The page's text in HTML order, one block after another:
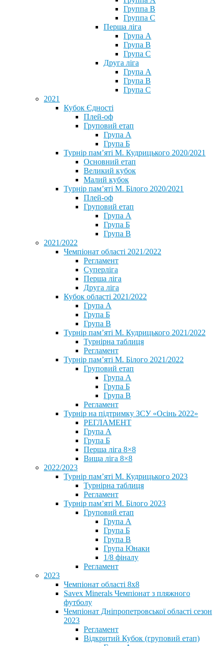
Группа B
Группа C
Перша ліга
Група A
Група B
Група C
Друга ліга
Група A
Група B
Група C
2021
Кубок Єдності
Плей-оф
Груповий етап
Група А
Група Б
Турнір пам’яті М. Кудрицького 2020/2021
Основний етап
Великий кубок
Малий кубок
Турнір пам’яті М. Білого 2020/2021
Плей-оф
Груповий етап
Група А
Група Б
Група В
2021/2022
Чемпіонат області 2021/2022
Регламент
Суперліга
Перша ліга
Друга ліга
Кубок області 2021/2022
Група А
Група Б
Група В
Турнір пам’яті М. Кудрицького 2021/2022
Турнірна таблиця
Регламент
Турнір пам’яті М. Білого 2021/2022
Груповий етап
Група А
Група Б
Група В
Регламент
Турнір на підтримку ЗСУ «Осінь 2022»
РЕГЛАМЕНТ
Група А
Група Б
Перша ліга 8×8
Вища ліга 8×8
2022/2023
Турнір пам’яті М. Кудрицького 2023
Турнірна таблиця
Регламент
Турнір пам’яті М. Білого 2023
Груповий етап
Група А
Група Б
Група В
Група Юнаки
1/8 фіналу
Регламент
2023
Чемпіонат області 8х8
Savex Minerals Чемпіонат з пляжного
футболу
Чемпіонат Дніпропетровської області сезон
2023
Регламент
Відкритий Кубок (груповий етап)